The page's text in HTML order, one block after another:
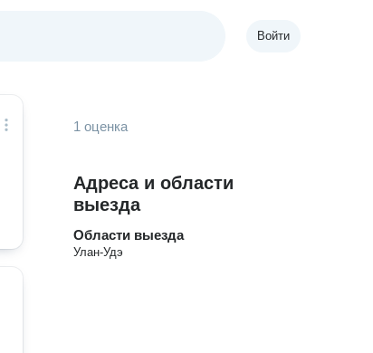
Войти
1 оценка
Адреса и области
выезда
Области выезда
Улан-Удэ